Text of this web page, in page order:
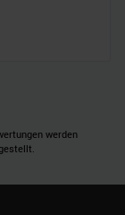
werden